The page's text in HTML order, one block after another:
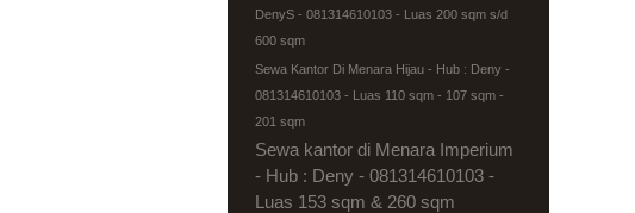
DenyS - 081314610103 - Luas 200 sqm s/d
600 sqm
Sewa Kantor Di Menara Hijau - Hub : Deny -
081314610103 - Luas 110 sqm - 107 sqm -
201 sqm
Sewa kantor di Menara Imperium
- Hub : Deny - 081314610103 -
Luas 153 sqm & 260 sqm